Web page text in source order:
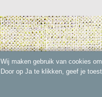
Wij maken gebruik van cookies
Door op Ja te klikken, geef je